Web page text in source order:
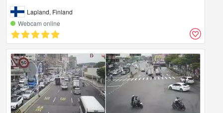
Lapland, Finland
Webcam online